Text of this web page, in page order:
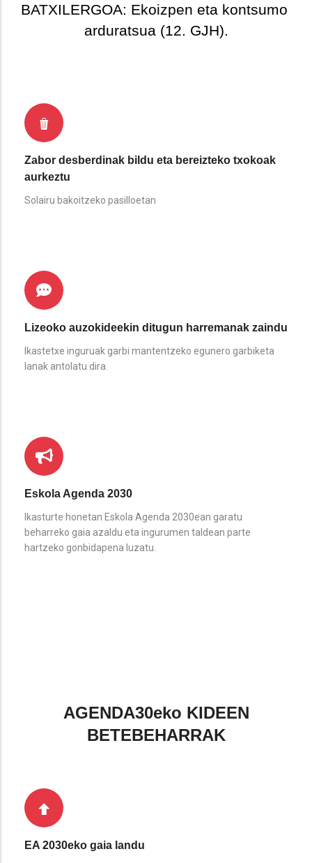
BATXILERGOA: Ekoizpen eta kontsumo
arduratsua (12. GJH).
Zabor desberdinak bildu eta bereizteko txokoak
aurkeztu
Solairu bakoitzeko pasilloetan
Lizeoko auzokideekin ditugun harremanak zaindu
Ikastetxe inguruak garbi mantentzeko egunero garbiketa
lanak antolatu dira.
Eskola Agenda 2030
Ikasturte honetan Eskola Agenda 2030ean garatu
beharreko gaia azaldu eta ingurumen taldean parte
hartzeko gonbidapena luzatu.
AGENDA30eko KIDEEN
BETEBEHARRAK
EA 2030eko gaia landu